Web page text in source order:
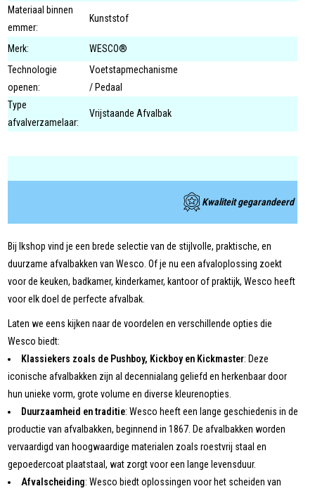
Materiaal binnen
emmer:
Kunststof
Merk:
WESCO®
Technologie
openen:
Voetstapmechanisme
/ Pedaal
Type
afvalverzamelaar:
Vrijstaande Afvalbak
Kwaliteit gegarandeerd
Bij Ikshop vind je een brede selectie van de stijlvolle, praktische, en
duurzame afvalbakken van Wesco. Of je nu een afvaloplossing zoekt
voor de keuken, badkamer, kinderkamer, kantoor of praktijk, Wesco heeft
voor elk doel de perfecte afvalbak.
Laten we eens kijken naar de voordelen en verschillende opties die
Wesco biedt:
Klassiekers zoals de Pushboy, Kickboy en Kickmaster: Deze
iconische afvalbakken zijn al decennialang geliefd en herkenbaar door
hun unieke vorm, grote volume en diverse kleurenopties.
Duurzaamheid en traditie: Wesco heeft een lange geschiedenis in de
productie van afvalbakken, beginnend in 1867. De afvalbakken worden
vervaardigd van hoogwaardige materialen zoals roestvrij staal en
gepoedercoat plaatstaal, wat zorgt voor een lange levensduur.
Afvalscheiding: Wesco biedt oplossingen voor het scheiden van